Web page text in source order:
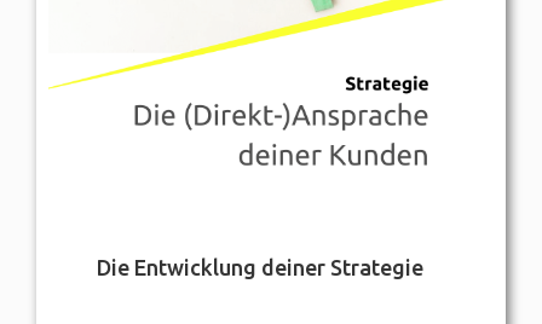
Die Entwicklung deiner Strategie